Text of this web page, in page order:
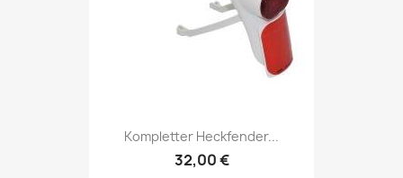
Kompletter Heckfender...
32,00 €